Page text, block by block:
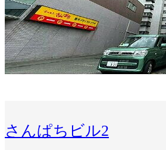
さんぱちビル2